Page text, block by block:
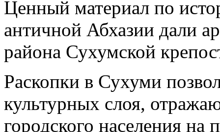
Ценный материал по
античной Абхазии дали
района Сухумской
Раскопки в Сухуми
культурных слоя,
городского населения